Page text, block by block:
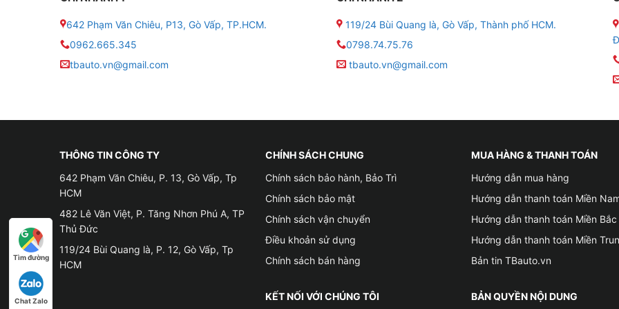
● Dung sai nhiệt độ: ±3 độ C
● Công suất truyền tải: < 8 dBm
● Tuổi thọ pin: 5 năm
● Giới hạn báo động áp suất cao: 2.8 ~ 3.5 Bar (40.6 PSI ~ 50.8PSI)
● Giới hạn báo động áp suất thấp: 1.5 ~ 2.2 Bar (21.8PSI ~ 31.9PSI)
● Giới hạn báo động nhiệt độ cao: 70 ~ 90 độ C (158 ~ 194 độ F)
● Thời gian hoạt động của pin: từ 3 – 5 năm tùy điều kiện sử dụng thiết bị
● Kết nối: Mô đun TPMS kết nối cùng với AVN bằng cáp, kết nối với điện thoại bằng Bluetooth
642 Phạm Văn Chiêu, P13, Gò Vấp, TP.HCM.
0962.665.345
tbauto.vn@gmail.com
119/24 Bùi Quang là, Gò Vấp, Thành phố HCM.
0798.74.75.76
tbauto.vn@gmail.com
THÔNG TIN CÔNG TY
642 Phạm Văn Chiêu, P. 13, Gò Vấp, Tp
HCM
482 Lê Văn Việt, P. Tăng Nhơn Phú A, TP
Thủ Đức
119/24 Bùi Quang là, P. 12, Gò Vấp, Tp
HCM
CHÍNH SÁCH CHUNG
Chính sách bảo hành, Bảo Trì
Chính sách bảo mật
Chính sách vận chuyển
Điều khoản sử dụng
Chính sách bán hàng
MUA HÀNG & THANH TOÁN
Hướng dẫn mua hàng
Hướng dẫn thanh toán Miền
Hướng dẫn thanh toán Miền Bắc
Hướng dẫn thanh toán Miền
Bản tin TBauto.vn
KẾT NỐI VỚI CHÚNG TÔI BẢN QUYỀN NỘI DUNG
Tìm đường
Chat Zalo